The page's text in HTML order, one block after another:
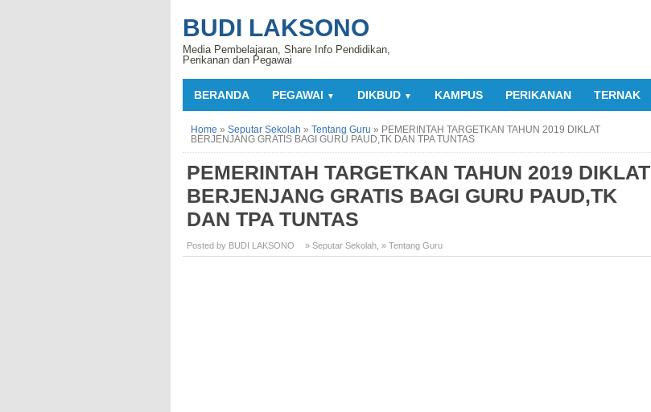
BUDI LAKSONO
Media Pembelajaran, Share Info Pendidikan,
Perikanan dan Pegawai
BERANDA PEGAWAI ▼ DIKBUD ▼ KAMPUS PERIKANAN TERNAK
Home » Seputar Sekolah » Tentang Guru » PEMERINTAH TARGETKAN TAHUN 2019 DIKLAT
BERJENJANG GRATIS BAGI GURU PAUD,TK DAN TPA TUNTAS
PEMERINTAH TARGETKAN TAHUN 2019 DIKLAT
BERJENJANG GRATIS BAGI GURU PAUD,TK
DAN TPA TUNTAS
Posted by BUDI LAKSONO » Seputar Sekolah » Tentang Guru